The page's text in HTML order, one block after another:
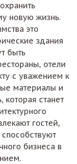
новую жизнь.
это
здания
быть
отели
с уважением к
материалы и
станет
гостей,
бизнеса в